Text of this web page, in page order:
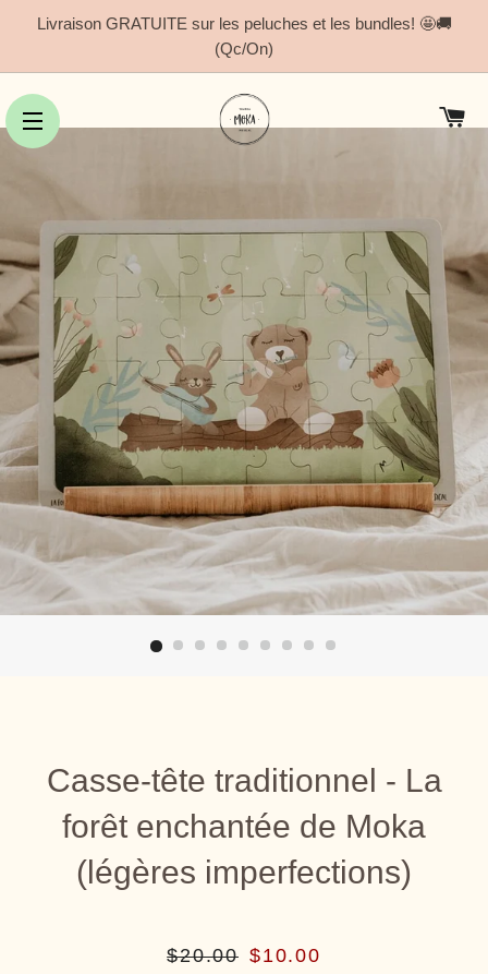
Livraison GRATUITE sur les peluches et les bundles! 🤩🚚
(Qc/On)
Navigation
Casse-tête traditionnel - La
forêt enchantée de Moka
(légères imperfections)
Prix
$20.00 Prix
$10.00